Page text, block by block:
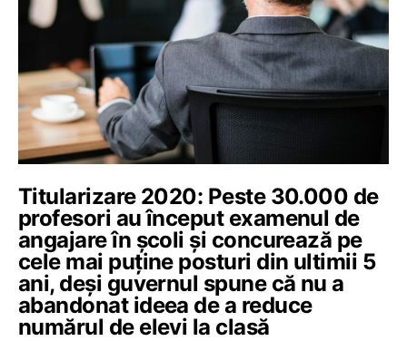
Titularizare 2020: Peste 30.000 de
profesori au început examenul de
angajare în școli și concurează pe
cele mai puține posturi din ultimii 5
ani, deși guvernul spune că nu a
abandonat ideea de a reduce
numărul de elevi la clasă